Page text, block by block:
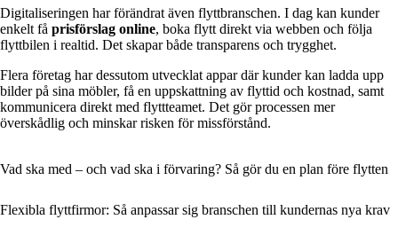
Digitaliseringen har förändrat även flyttbranschen. I dag kan kunder
enkelt få prisförslag online, boka flytt direkt via webben och följa
flyttbilen i realtid. Det skapar både transparens och trygghet.
Flera företag har dessutom utvecklat appar där kunder kan ladda upp
bilder på sina möbler, få en uppskattning av flyttid och kostnad, samt
kommunicera direkt med flyttteamet. Det gör processen mer
överskådlig och minskar risken för missförstånd.
Vad ska med – och vad ska i förvaring? Så gör du en plan före flytten
Flexibla flyttfirmor: Så anpassar sig branschen till kundernas nya krav